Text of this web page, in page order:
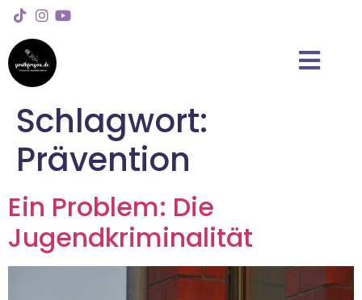
Schlagwort:
Prävention
Ein Problem: Die
Jugendkriminalität